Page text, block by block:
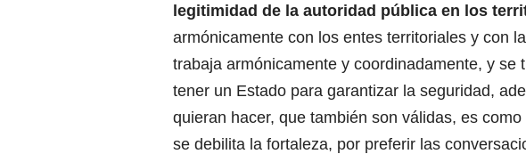
legitimidad de la autoridad pública en los
armónicamente con los entes territoriales y con
trabaja armónicamente y coordinadamente, y se
tener un Estado para garantizar la seguridad,
quieran hacer, que también son válidas, es
se debilita la fortaleza, por preferir las